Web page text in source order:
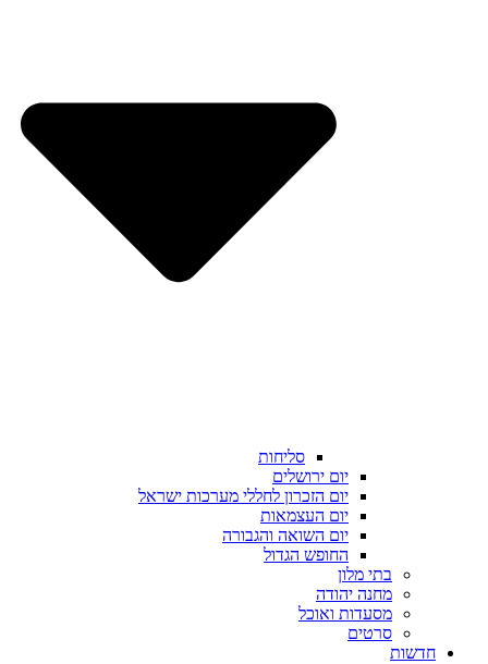
סליחות
יום ירושלים
יום הזכרון לחללי מערכות ישראל
יום העצמאות
יום השואה והגבורה
החופש הגדול
בתי מלון
מחנה יהודה
מסעדות ואוכל
סרטים
חדשות